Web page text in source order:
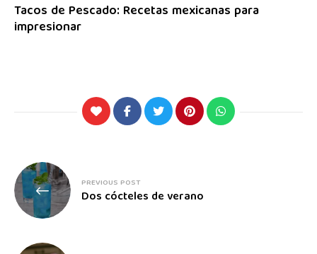
Tacos de Pescado: Recetas mexicanas para
impresionar
PREVIOUS POST
Dos cócteles de verano